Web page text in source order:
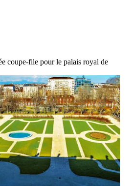
coupe-file pour le palais royal de